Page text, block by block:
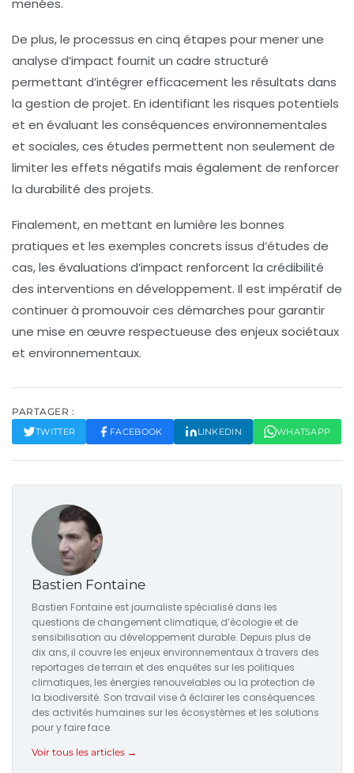
De plus, le processus en cinq étapes pour mener une
analyse d’impact fournit un cadre structuré
permettant d’intégrer efficacement les résultats dans
la gestion de projet. En identifiant les risques potentiels
et en évaluant les conséquences environnementales
et sociales, ces études permettent non seulement de
limiter les effets négatifs mais également de renforcer
la durabilité des projets.
Finalement, en mettant en lumière les bonnes
pratiques et les exemples concrets issus d’études de
cas, les évaluations d’impact renforcent la crédibilité
des interventions en développement. Il est impératif de
continuer à promouvoir ces démarches pour garantir
une mise en œuvre respectueuse des enjeux sociétaux
et environnementaux.
PARTAGER :
TWITTER FACEBOOK LINKEDIN WHATSAPP
Bastien Fontaine
Bastien Fontaine est journaliste spécialisé dans les
questions de changement climatique, d’écologie et de
sensibilisation au développement durable. Depuis plus de
dix ans, il couvre les enjeux environnementaux à travers des
reportages de terrain et des enquêtes sur les politiques
climatiques, les énergies renouvelables ou la protection de
la biodiversité. Son travail vise à éclairer les conséquences
des activités humaines sur les écosystèmes et les solutions
pour y faire face.
Voir tous les articles →